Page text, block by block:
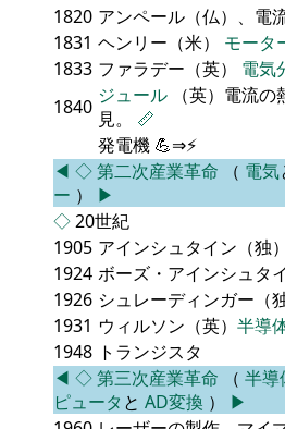
1820 アンペール（仏）、電
1831 ヘンリー（米） モータ
1833 ファラデー（英） 電気
1840 ジュール （英）電流
見。 📏
発電機 💪⇒⚡
◀ ◇第二次産業革命 （ 電気
ー ） ▶
◇20世紀
1905 アインシュタイン（独
1924 ボーズ・アインシュタ
1926 シュレーディンガー（
1931 ウィルソン（英） 半導
1948 トランジスタ
◀ ◇第三次産業革命 （ 半導
ピュータ と AD変換 ） ▶